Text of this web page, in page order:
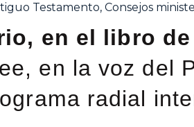
Testamento, Consejos
en el libro
en la voz del
radial